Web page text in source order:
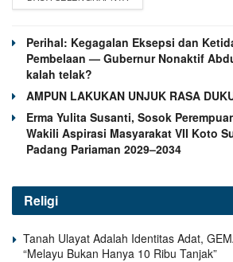
Perihal: Kegagalan Eksepsi dan
Pembelaan — Gubernur Nonaktif
kalah telak?
AMPUN LAKUKAN UNJUK RASA
Erma Yulita Susanti, Sosok
Wakili Aspirasi Masyarakat VII Koto
Padang Pariaman 2029–2034
Religi
Tanah Ulayat Adalah Identitas Adat,
“Melayu Bukan Hanya 10 Ribu Tanjak”